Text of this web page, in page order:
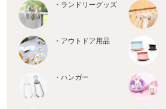
・ランドリーグッズ
・アウトドア用品
・ハンガー